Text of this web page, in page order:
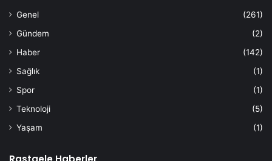
Genel
(261)
Gündem
(2)
Haber
(142)
Sağlık
(1)
Spor
(1)
Teknoloji
(5)
Yaşam
(1)